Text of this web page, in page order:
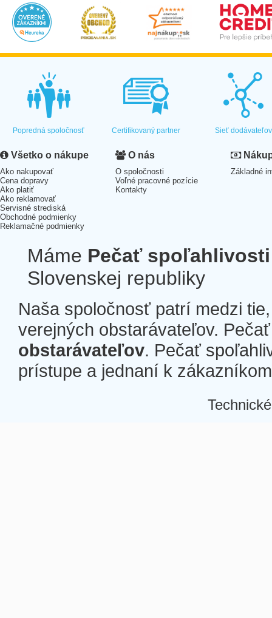
Popredná spoločnosť Certifikovaný partner Sieť dodávateľov
Všetko o nákupe
Ako nakupovať
Cena dopravy
Ako platiť
Ako reklamovať
Servisné strediská
Obchodné podmienky
Reklamačné podmienky
O nás
O spoločnosti
Voľné pracovné pozície
Kontakty
Základné
Máme Pečať spoľahlivosti
Slovenskej republiky
Naša spoločnosť patrí medzi
verejných obstarávateľov.
obstarávateľov. Pečať
prístupe a jednaní k